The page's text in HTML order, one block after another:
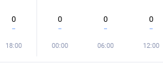
0
18:00
0
00:00
0
06:00
0
12:00